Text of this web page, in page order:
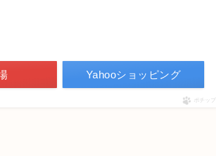
Yahooショッピング
ポチップ